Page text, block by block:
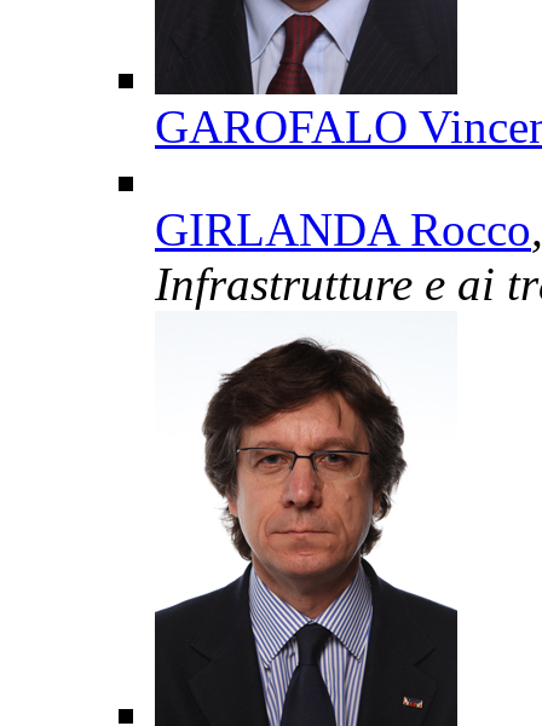
GAROFALO
GIRLANDA Rocco
Infrastrutture e ai